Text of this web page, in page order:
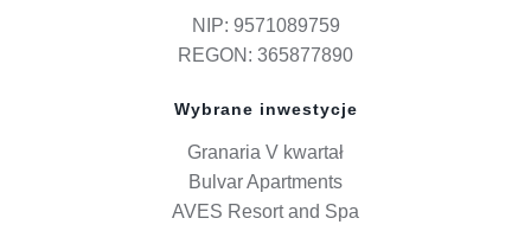
NIP: 9571089759
REGON: 365877890
Wybrane inwestycje
Granaria V kwartał
Bulvar Apartments
AVES Resort and Spa